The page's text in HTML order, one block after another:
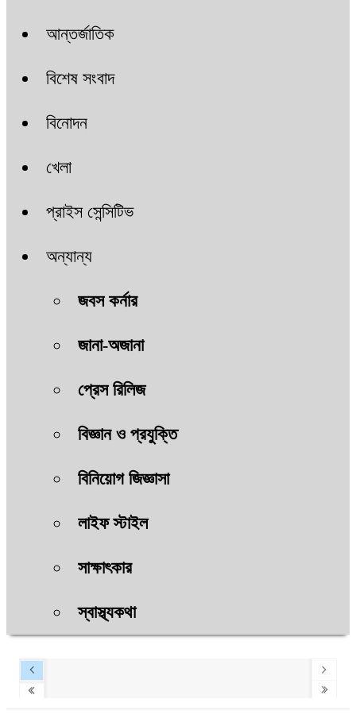
আন্তর্জাতিক
বিশেষ সংবাদ
বিনোদন
খেলা
প্রাইস সেন্সিটিভ
অন্যান্য
জবস কর্নার
জানা-অজানা
প্রেস রিলিজ
বিজ্ঞান ও প্রযুক্তি
বিনিয়োগ জিজ্ঞাসা
লাইফ স্টাইল
সাক্ষাৎকার
স্বাস্থ্যকথা